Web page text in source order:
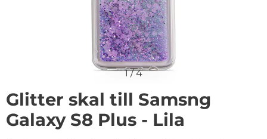
1/4
Glitter skal till Samsng
Galaxy S8 Plus - Lila